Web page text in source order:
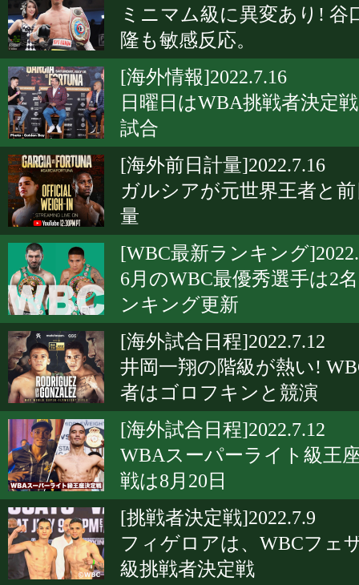
ミニマム級に異変あり! 谷
隆も敏感反応。
[海外情報]2022.7.16
日曜日はWBA挑戦者決定
試合
[海外前日計量]2022.7.16
ガルシアが元世界王者と
量
[WBC最新ランキング
6月のWBC最優秀選手は2
ンキング更新
[海外試合日程]2022.7.12
井岡一翔の階級が熱い!
者はゴロフキンと競演
[海外試合日程]2022.7.12
WBAスーパーライト級王
戦は8月20日
[挑戦者決定戦]2022.7.9
フィゲロアは、WBCフェ
級挑戦者決定戦